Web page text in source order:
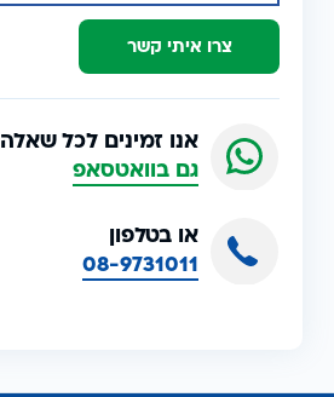
צרו איתי קשר
אנו זמינים לכל שאלה
גם בוואטסאפ
או בטלפון
08-9731011